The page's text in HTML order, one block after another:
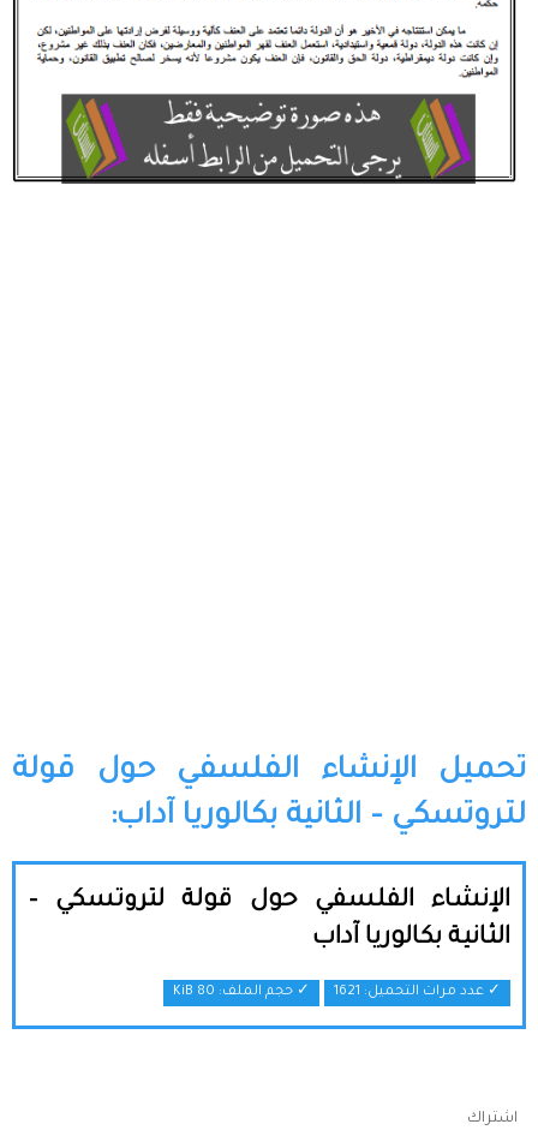
تحميل الإنشاء الفلسفي حول قولة
لتروتسكي – الثانية بكالوريا آداب:
الإنشاء الفلسفي حول قولة لتروتسكي –
الثانية بكالوريا آداب
✓ عدد مرات التحميل: 1621 ✓ حجم الملف: 80 KiB
اشتراك